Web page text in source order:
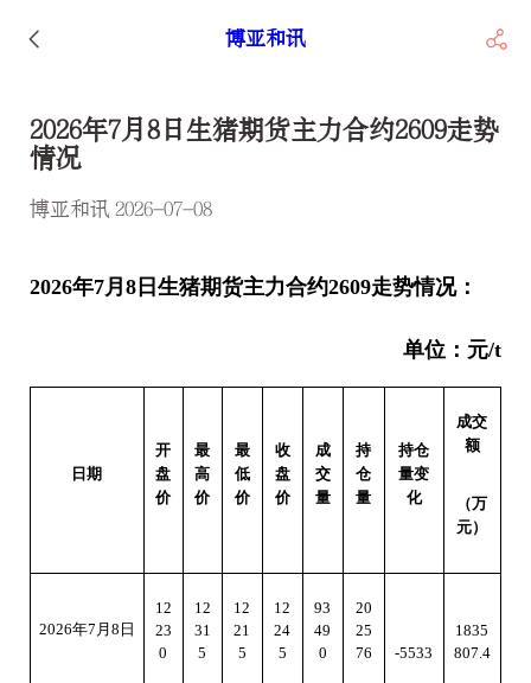
博亚和讯
2026年7月8日生猪期货主力合约2609走势
情况
博亚和讯 2026-07-08
2026年7月8日生猪期货主力合约2609走势情况：
单位：元/t
日期
开
盘
价
最
高
价
最
低
价
收
盘
价
成
交
量
持
仓
量
持仓
量变
化
成交
额
（万
元）
2026年7月8日
12
23
0
12
31
5
12
21
5
12
24
5
93
49
0
20
25
76
-5533
1835
807.4